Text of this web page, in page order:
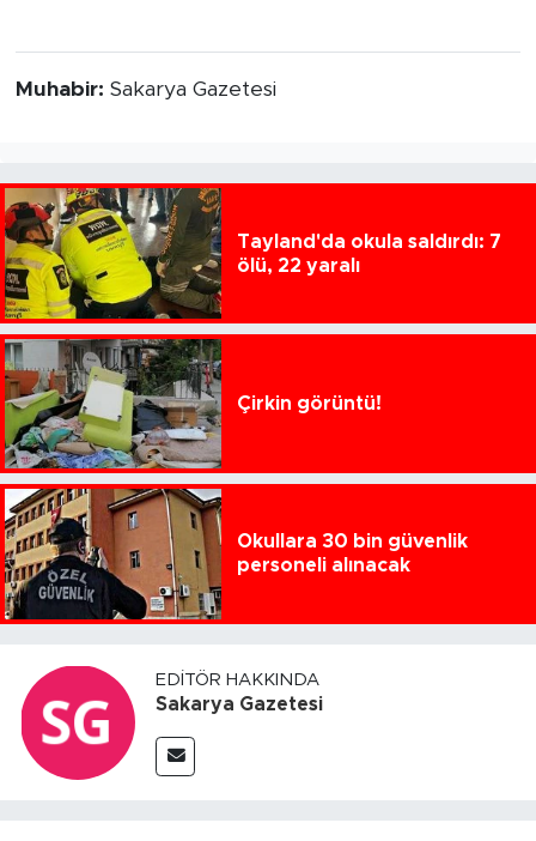
Muhabir: Sakarya Gazetesi
Tayland'da okula saldırdı: 7
ölü, 22 yaralı
Çirkin görüntü!
Okullara 30 bin güvenlik
personeli alınacak
EDITÖR HAKKINDA
Sakarya Gazetesi